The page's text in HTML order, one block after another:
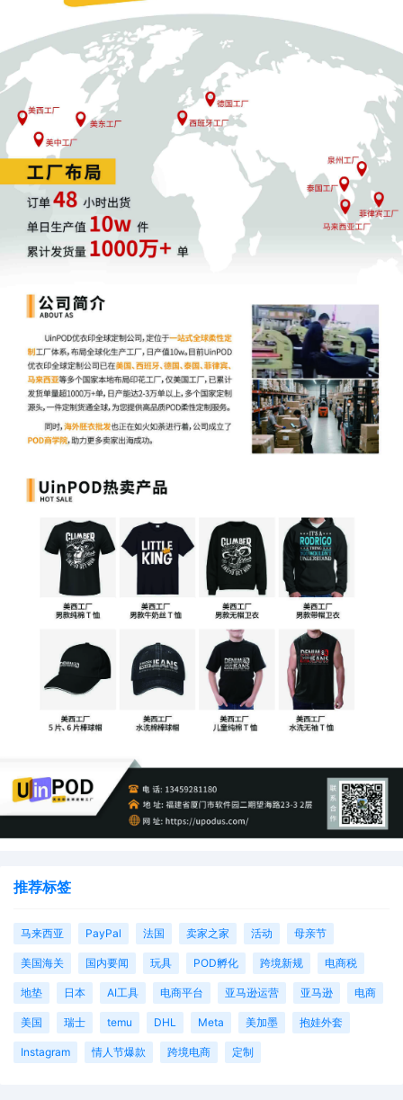
终于松口，同意只需支付10000美金和解费，就可以解冻账
户。
在赛贝的指导下，卖家签署了TRO和解协议，并划扣了和解
金。目前，他的PayPal账户已经解封，10万美金都拿回来
了，独立站也恢复正常运营了。
这次诉讼，赛贝的美国律师没有出庭做应诉动议，整个谈判
下来仅花了不到二十天的时间。这位卖家对这个结果特别满
意，还推荐了其他被TRO的卖家朋友来找赛贝帮忙。
注意，此案虽以达成TRO和解结案，且未提出任何应诉动
议，但由于赛贝派出了经验丰富的TRO应诉律师，赛贝仍将
其归类为应诉案件。这位卖家也仅支付了少量的律师服务
费。
TRO和解案例
关于TRO和解，赛贝以Harry Potter哈利波特的案子为例，
万美金被冻结了。TME律所掌握了他被指控侵权产品链接超
过3万美元的销售额数据，要求他支付4万美金的TRO和解
赛贝协助卖家整理了销售数据，并对对这些数据进行了专业
的梳理和分析，算出了扣除各种成本后的净利润，同样也是
找到突破口后与TME律所据理力争，最后TME律所同意了
赛贝提出的17500美元和解要求。整个过程，赛贝只用了两
周时间就拿到了TRO和解协议。
这里需要提一下的是，在今年6月3日和6月5日，TME律所
代理Harry Potter哈利波特连续发起了4起TRO诉讼，案件号
分别为25-cv-06252 、25-cv-06256 、25-cv-06184 、25-
cv-06167 ，跨境卖家朋友请注意排查产品链接，如有侵权
及时处理！
的专业性和高效性。对于卖家来说，面对TME律所的指控，
不必过于恐慌，而是应该积极寻求专业的知识产权机构的帮
助，通过合理的谈判和应诉策略，降低损失并维护自身权
益。
推荐标签
马来西亚 PayPal 法国 卖家之家 活动 母亲节
美国海关 国内要闻 玩具 POD孵化 跨境新规 电商税
地垫 日本 AI工具 电商平台 亚马逊运营 亚马逊 电商
美国 瑞士 temu DHL Meta 美加墨 抱娃外套
Instagram 情人节爆款 跨境电商 定制